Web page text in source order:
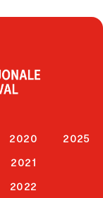
2020
2021
2022
2025